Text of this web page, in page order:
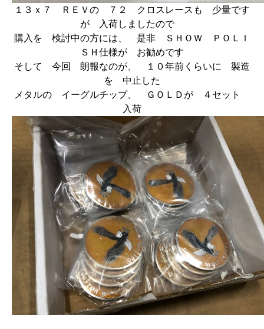
１３ｘ７ ＲＥＶの ７２ クロスレースも 少量です
が 入荷しましたので
購入を 検討中の方には、 是非 ＳＨＯＷ ＰＯＬＩ
ＳＨ仕様が お勧めです
そして 今回 朗報なのが、 １０年前くらいに 製造
を 中止した
メタルの イーグルチップ、 ＧＯＬＤが ４セット
入荷